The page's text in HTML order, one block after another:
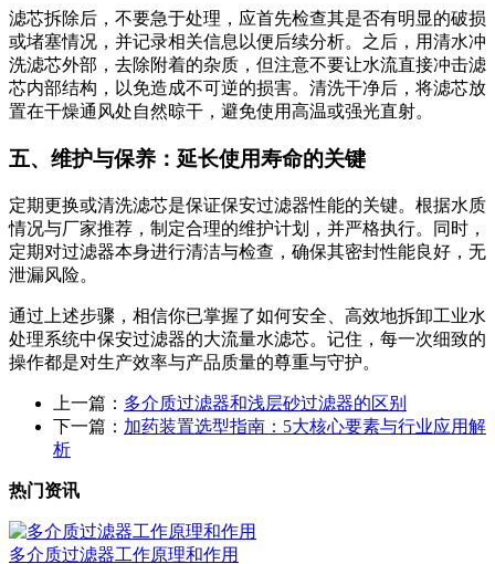
滤芯拆除后，不要急于处理，应首先检查其是否有明显的破损
或堵塞情况，并记录相关信息以便后续分析。之后，用清水冲
洗滤芯外部，去除附着的杂质，但注意不要让水流直接冲击滤
芯内部结构，以免造成不可逆的损害。清洗干净后，将滤芯放
置在干燥通风处自然晾干，避免使用高温或强光直射。
五、维护与保养：延长使用寿命的关键
定期更换或清洗滤芯是保证保安过滤器性能的关键。根据水质
情况与厂家推荐，制定合理的维护计划，并严格执行。同时，
定期对过滤器本身进行清洁与检查，确保其密封性能良好，无
泄漏风险。
通过上述步骤，相信你已掌握了如何安全、高效地拆卸工业水
处理系统中保安过滤器的大流量水滤芯。记住，每一次细致的
操作都是对生产效率与产品质量的尊重与守护。
上一篇： 多介质过滤器和浅层砂过滤器的区别
下一篇： 加药装置选型指南：5大核心要素与行业应用解
析
热门资讯
多介质过滤器工作原理和作用